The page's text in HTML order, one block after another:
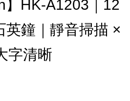
】HK-A1203｜12
英鐘｜靜音掃描 ×
字清晰